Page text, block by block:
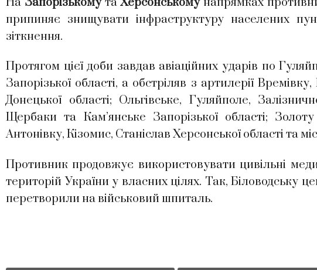
припиняє знищувати інфраструктуру населених
зіткнення.
Протягом цієї доби завдав авіаційних ударів по
Запорізької області, а обстріляв з артилерії
Донецької області; Ольгівське, Гуляйполе,
Щербаки та Кам’янське Запорізької області;
Антонівку, Кізомис, Станіслав Херсонської області та
Противник продовжує використовувати цивільні
територій України у власних цілях. Так, Біловодську
перетворили на військовий шпиталь.